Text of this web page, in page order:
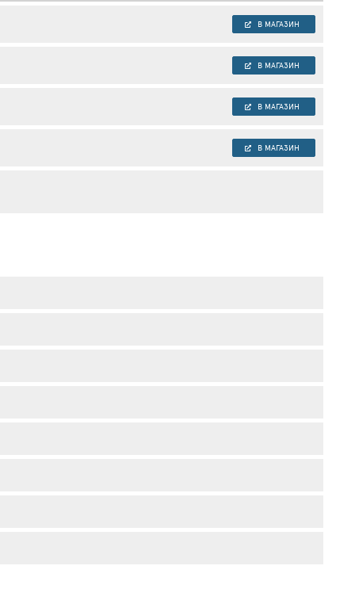
В МАГАЗИН
В МАГАЗИН
В МАГАЗИН
В МАГАЗИН